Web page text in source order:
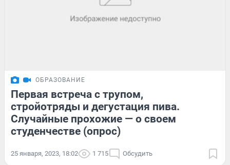
ОБРАЗОВАНИЕ
Первая встреча с трупом,
стройотряды и дегустация пива.
Случайные прохожие — о своем
студенчестве (опрос)
25 января, 2023, 18:02 1 715 Обсудить